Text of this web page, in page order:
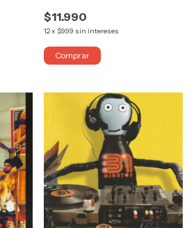
$11.990
12x $999 sin intereses